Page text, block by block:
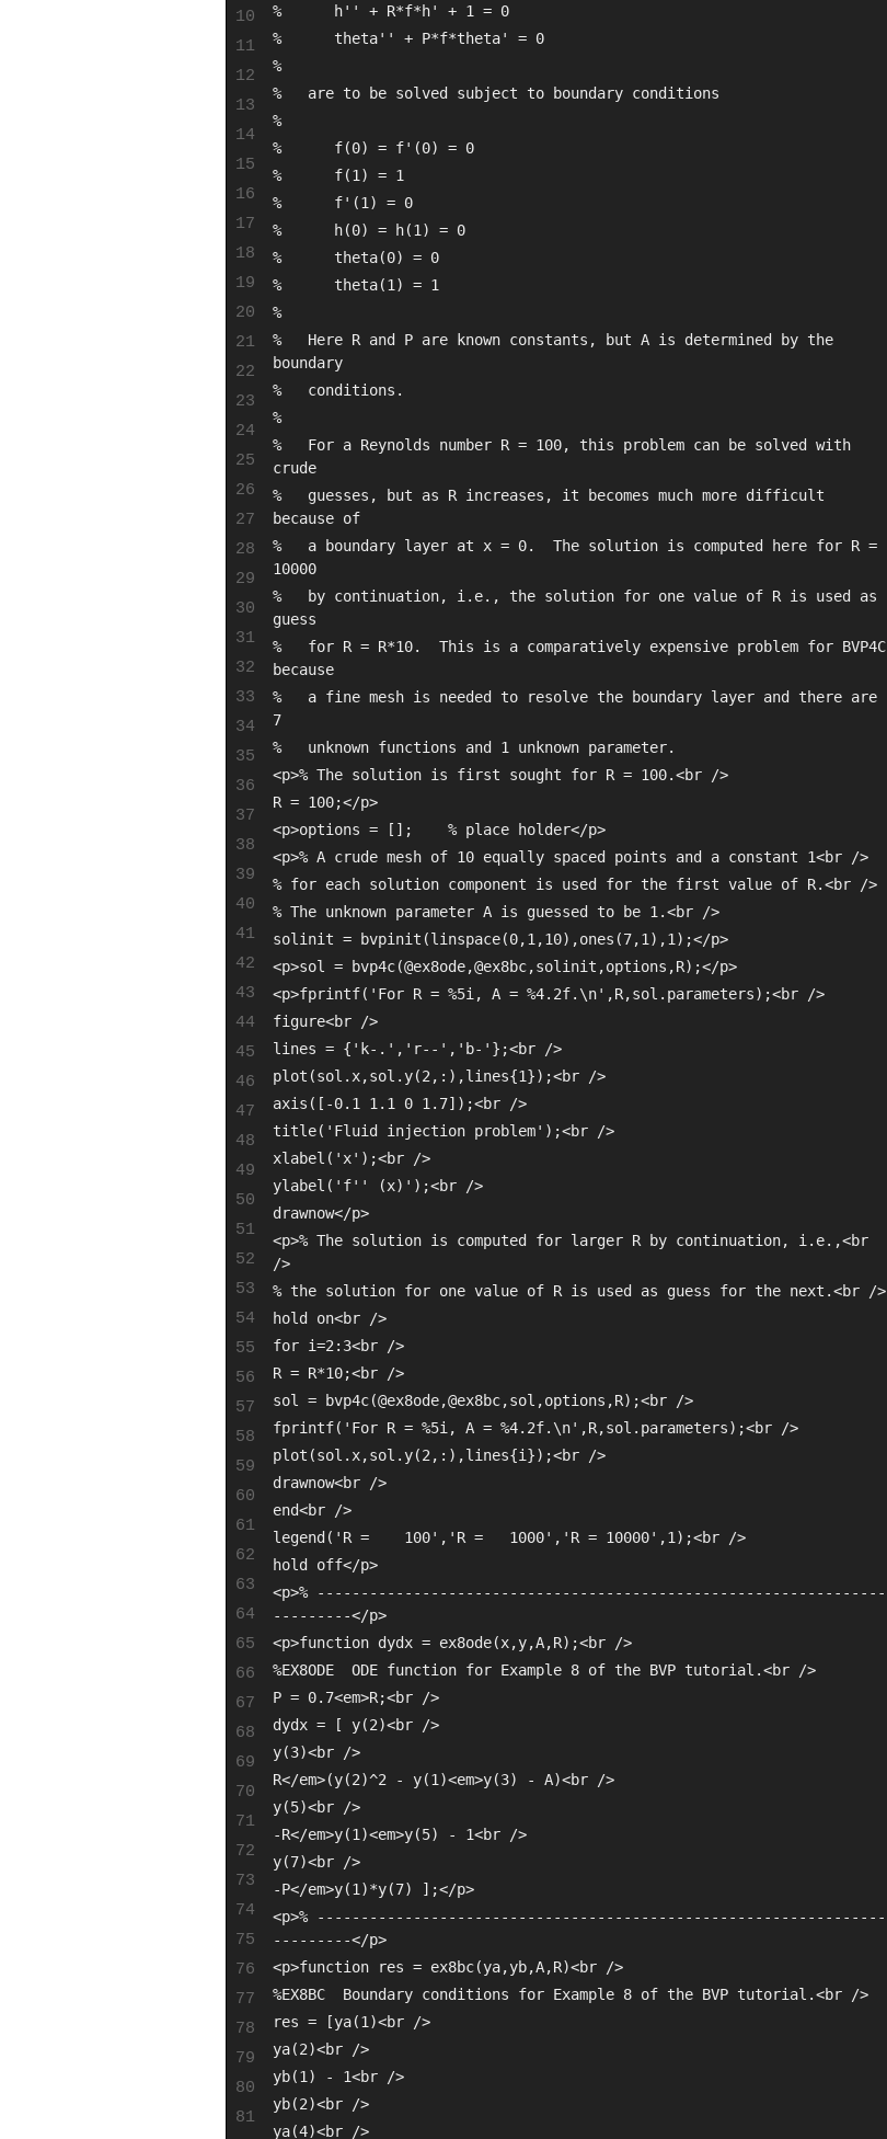
10
11
12
13
14
15
16
17
18
19
20
21
22
23
24
25
26
27
28
29
30
31
32
33
34
35
36
37
38
39
40
41
42
43
44
45
46
47
48
49
50
51
52
53
54
55
56
57
58
59
60
61
62
63
64
65
66
67
68
69
70
71
72
73
74
75
76
77
78
79
80
81
%      h'' + R*f*h' + 1 = 0
%      theta'' + P*f*theta' = 0
%
%   are to be solved subject to boundary conditions
%
%      f(0) = f'(0) = 0
%      f(1) = 1
%      f'(1) = 0
%      h(0) = h(1) = 0
%      theta(0) = 0
%      theta(1) = 1
%
%   Here R and P are known constants, but A is determined by the
boundary
%   conditions.
%
%   For a Reynolds number R = 100, this problem can be solved with
crude
%   guesses, but as R increases, it becomes much more difficult
because of
%   a boundary layer at x = 0.  The solution is computed here for R =
10000
%   by continuation, i.e., the solution for one value of R is used as
guess
%   for R = R*10.  This is a comparatively expensive problem for BVP4C
because
%   a fine mesh is needed to resolve the boundary layer and there are
7
%   unknown functions and 1 unknown parameter.
<p>% The solution is first sought for R = 100.<br />
R = 100;</p>
<p>options = [];    % place holder</p>
<p>% A crude mesh of 10 equally spaced points and a constant 1<br />
% for each solution component is used for the first value of R.<br />
% The unknown parameter A is guessed to be 1.<br />
solinit = bvpinit(linspace(0,1,10),ones(7,1),1);</p>
<p>sol = bvp4c(@ex8ode,@ex8bc,solinit,options,R);</p>
<p>fprintf('For R = %5i, A = %4.2f.\n',R,sol.parameters);<br />
figure<br />
lines = {'k-.','r--','b-'};<br />
plot(sol.x,sol.y(2,:),lines{1});<br />
axis([-0.1 1.1 0 1.7]);<br />
title('Fluid injection problem');<br />
xlabel('x');<br />
ylabel('f'' (x)');<br />
drawnow</p>
<p>% The solution is computed for larger R by continuation, i.e.,<br
/>
% the solution for one value of R is used as guess for the next.<br />
hold on<br />
for i=2:3<br />
R = R*10;<br />
sol = bvp4c(@ex8ode,@ex8bc,sol,options,R);<br />
fprintf('For R = %5i, A = %4.2f.\n',R,sol.parameters);<br />
plot(sol.x,sol.y(2,:),lines{i});<br />
drawnow<br />
end<br />
legend('R =    100','R =   1000','R = 10000',1);<br />
hold off</p>
<p>% -----------------------------------------------------------------
---------</p>
<p>function dydx = ex8ode(x,y,A,R);<br />
%EX8ODE  ODE function for Example 8 of the BVP tutorial.<br />
P = 0.7<em>R;<br />
dydx = [ y(2)<br />
y(3)<br />
R</em>(y(2)^2 - y(1)<em>y(3) - A)<br />
y(5)<br />
-R</em>y(1)<em>y(5) - 1<br />
y(7)<br />
-P</em>y(1)*y(7) ];</p>
<p>% -----------------------------------------------------------------
---------</p>
<p>function res = ex8bc(ya,yb,A,R)<br />
%EX8BC  Boundary conditions for Example 8 of the BVP tutorial.<br />
res = [ya(1)<br />
ya(2)<br />
yb(1) - 1<br />
yb(2)<br />
ya(4)<br />